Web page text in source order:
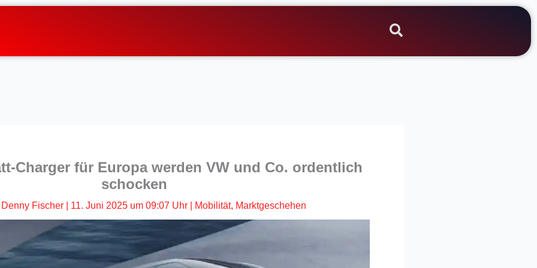
Charger für Europa werden VW und Co. ordentlich
schocken
Denny Fischer 11. Juni 2025 um 09:07 Uhr Mobilität, Marktgeschehen